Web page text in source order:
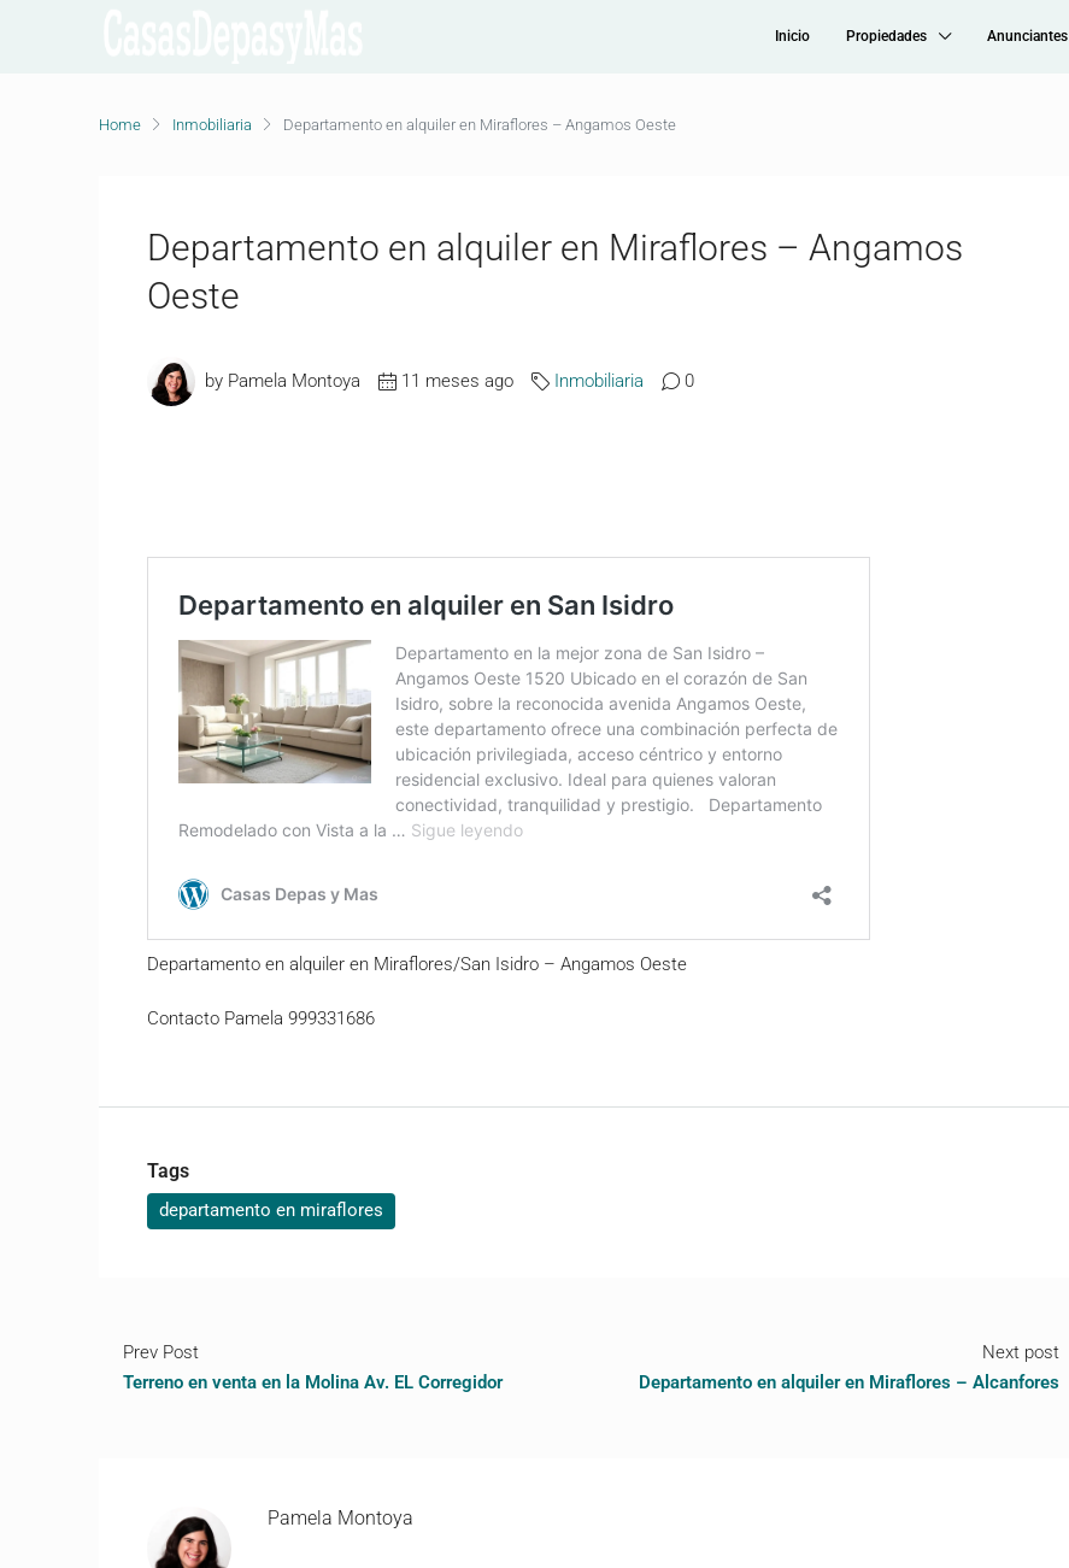
Inicio Propiedades Anunciantes
Home Inmobiliaria Departamento en alquiler en Miraflores – Angamos Oeste
Departamento en alquiler en Miraflores – Angamos
Oeste
by Pamela Montoya 11 meses ago Inmobiliaria 0
Departamento en alquiler en Miraflores/San Isidro – Angamos Oeste
Contacto Pamela 999331686
Tags
departamento en miraflores
Prev Post
Terreno en venta en la Molina Av. EL Corregidor
Next post
Departamento en alquiler en Miraflores – Alcanfores
Pamela Montoya